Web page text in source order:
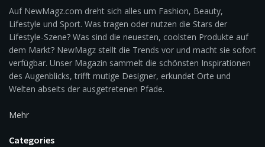
Auf NewMagz.com dreht sich alles um Fashion, Beauty,
Lifestyle und Sport. Was tragen oder nutzen die Stars der
Lifestyle-Szene? Was sind die neuesten, coolsten Produkte auf
dem Markt? NewMagz stellt die Trends vor und macht sie sofort
verfügbar. Unser Magazin sammelt die schönsten Inspirationen
des Augenblicks, trifft mutige Designer, erkundet Orte und
Welten abseits der ausgetretenen Pfade.
Mehr
Categories